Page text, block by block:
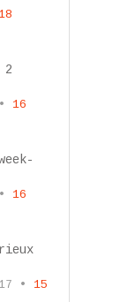
18
2
16
16
• 15